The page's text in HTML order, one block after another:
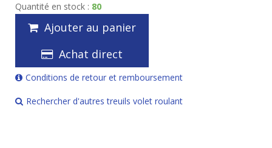
Quantité en stock : 80
Ajouter au panier
Achat direct
Conditions de retour et remboursement
Rechercher d'autres treuils volet roulant